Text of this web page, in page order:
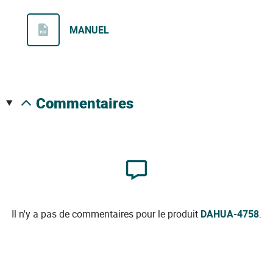
MANUEL
commentaires
Il n'y a pas de commentaires pour le produit DAHUA-4758.